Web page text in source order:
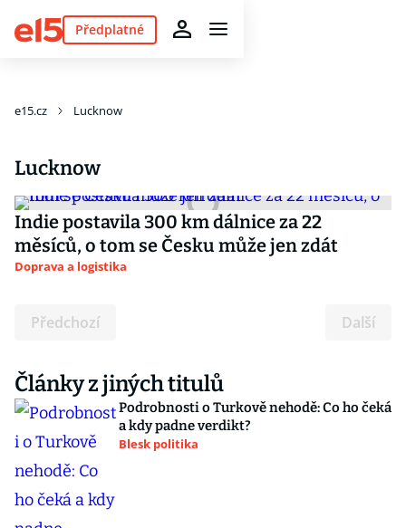
Předplatné
e15.cz Lucknow
Lucknow
Indie postavila 300 km dálnice za 22
měsíců, o tom se Česku může jen zdát
Doprava a logistika
Předchozí Další
Články z jiných titulů
Podrobnosti o Turkově nehodě: Co ho čeká
a kdy padne verdikt?
Blesk politika